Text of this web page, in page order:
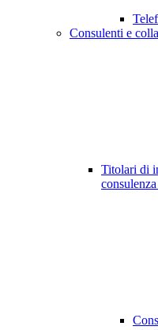
Consulenti e
Titolari di
consulenza